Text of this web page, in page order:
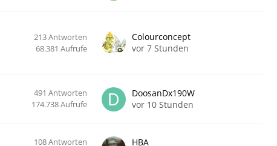
213Antworten
68.381 Aufrufe
Colourconcept
vor 7 Stunden
491 Antworten
174.738Aufrufe
DoosanDx190W
vor 10 Stunden
108Antworten
HBA